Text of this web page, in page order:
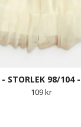
- STORLEK 98/104 -
109 kr